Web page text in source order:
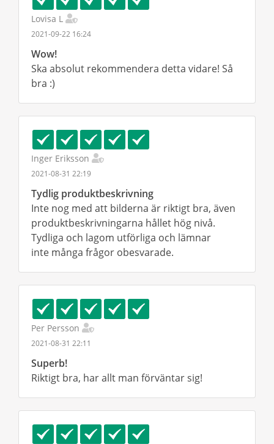
Lovisa L
2021-09-22 16:24
Wow!
Ska absolut rekommendera detta vidare! Så
bra :)
Inger Eriksson
2021-08-31 22:19
Tydlig produktbeskrivning
Inte nog med att bilderna är riktigt bra, även
produktbeskrivningarna hållet hög nivå.
Tydliga och lagom utförliga och lämnar
inte många frågor obesvarade.
Per Persson
2021-08-31 22:11
Superb!
Riktigt bra, har allt man förväntar sig!